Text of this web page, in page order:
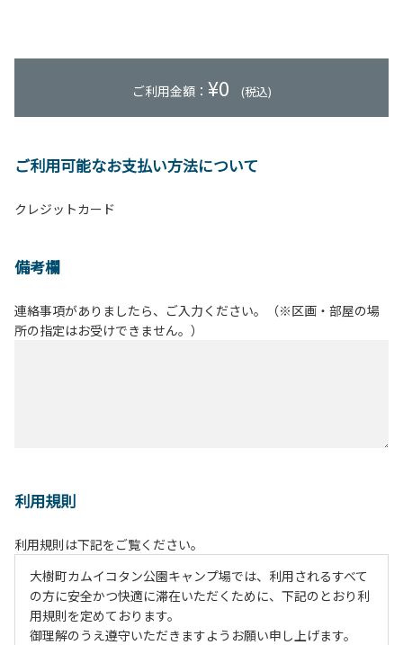
ご利用金額： ¥0 (税込)
ご利用可能なお支払い方法について
クレジットカード
備考欄
連絡事項がありましたら、ご入力ください。（※区画・部屋の場
所の指定はお受けできません。）
利用規則
利用規則は下記をご覧ください。
大樹町カムイコタン公園キャンプ場では、利用されるすべて
の方に安全かつ快適に滞在いただくために、下記のとおり利
用規則を定めております。
御理解のうえ遵守いただきますようお願い申し上げます。